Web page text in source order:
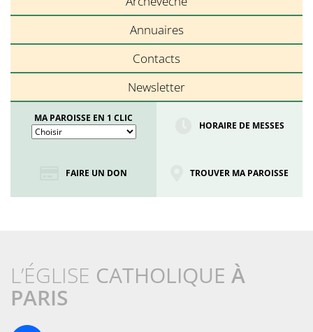
Annuaires
Contacts
Newsletter
MA PAROISSE EN 1 CLIC
HORAIRE DE MESSES
FAIRE UN DON TROUVER MA PAROISSE
L’ÉGLISE CATHOLIQUE À
PARIS